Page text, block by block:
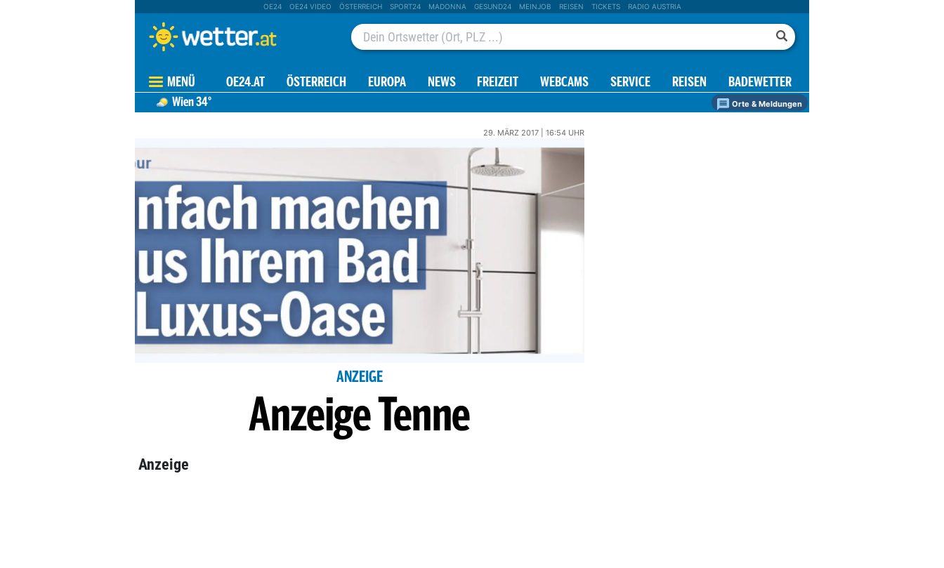
OE24 OE24 VIDEO ÖSTERREICH SPORT24 MADONNA GESUND24 MEINJOB REISEN TICKETS RADIO AUSTRIA
MENÜ OE24.AT ÖSTERREICH EUROPA NEWS FREIZEIT WEBCAMS SERVICE REISEN BADEWETTER
Wien34° Orte & Meldungen
29. MÄRZ 2017 | 16:54 UHR
ANZEIGE
Anzeige Tenne
Anzeige